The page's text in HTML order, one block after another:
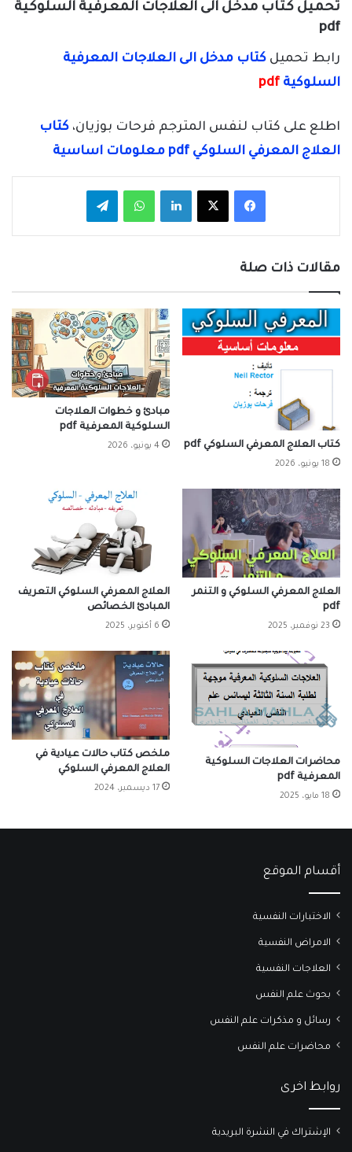
تحميل كتاب مدخل الى العلاجات المعرفية السلوكية
pdf
رابط تحميل كتاب مدخل الى العلاجات المعرفية
السلوكية pdf
اطلع على كتاب لنفس المترجم فرحات بوزيان، كتاب
العلاج المعرفي السلوكي pdf معلومات اساسية
فيسبوك لينكدإن واتساب
مقالات ذات صلة
كتاب العلاج المعرفي السلوكي pdf
18 يونيو، 2026
مبادئ و خطوات العلاجات
السلوكية المعرفية pdf
4 يونيو، 2026
العلاج المعرفي السلوكي و التنمر
pdf
23 نوفمبر، 2025
العلاج المعرفي السلوكي التعريف
المبادئ الخصائص
6 أكتوبر، 2025
محاضرات العلاجات السلوكية
المعرفية pdf
18 مايو، 2025
ملخص كتاب حالات عيادية في
العلاج المعرفي السلوكي
17 ديسمبر، 2024
أقسام الموقع
الاختبارات النفسية
الامراض النفسية
العلاجات النفسية
بحوث علم النفس
رسائل و مذكرات علم النفس
محاضرات علم النفس
روابط اخرى
الإشتراك في النشرة البريدية